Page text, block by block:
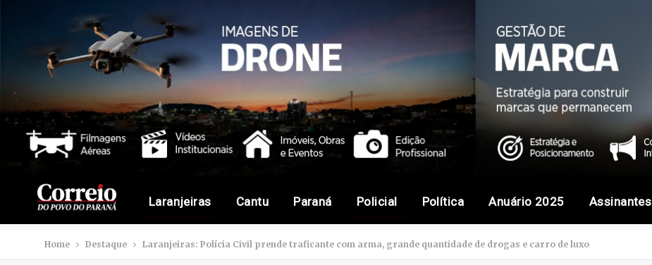
Laranjeiras Cantu Paraná Policial Política Anuário 2025 Assinantes
Home Destaque Laranjeiras: Polícia Civil prende traficante com arma, grande quantidade de drogas e carro de luxo